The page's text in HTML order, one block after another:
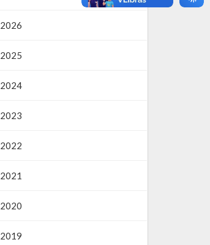
2026
2025
2024
2023
2022
2021
2020
2019